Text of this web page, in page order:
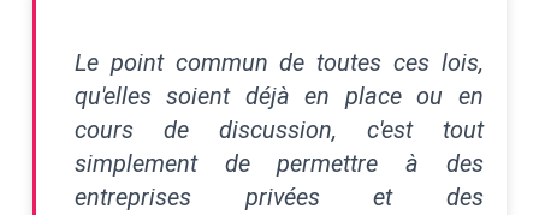
Le point commun de toutes ces lois,
qu'elles soient déjà en place ou en
cours de discussion, c'est tout
simplement de permettre à des
entreprises privées et des